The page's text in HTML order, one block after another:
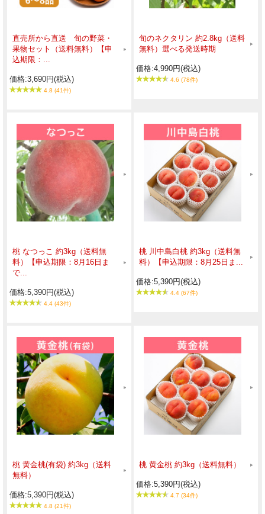
●お届けするサンふじの等級について
「特秀品」とは…
ご贈答向きの等級。
色、形が特に良く、贈り物におすすめです。
「風のいたずら（家庭用）」とは…
ご家庭でお楽しみいただくのにどうぞ。
雨風に力強く耐えた跡がありますが、
ご家庭用としておすすめです。
直売所から直送 旬の野菜・
果物セット（送料無料）【申
込期限：...
価格:3,690円(税込)
4.8 (41件)
旬のネクタリン 約2.8kg（送料
無料）選べる発送時期
価格:4,990円(税込)
4.6 (78件)
桃 なつっこ 約3kg（送料無
料）【申込期限：8月16日ま
で...
価格:5,390円(税込)
4.4 (43件)
桃 川中島白桃 約3kg（送料無
料）【申込期限：8月25日ま...
価格:5,390円(税込)
4.4 (67件)
桃 黄金桃(有袋) 約3kg（送料
無料）
価格:5,390円(税込)
4.8 (21件)
桃 黄金桃 約3kg（送料無料）
価格:5,390円(税込)
4.7 (34件)